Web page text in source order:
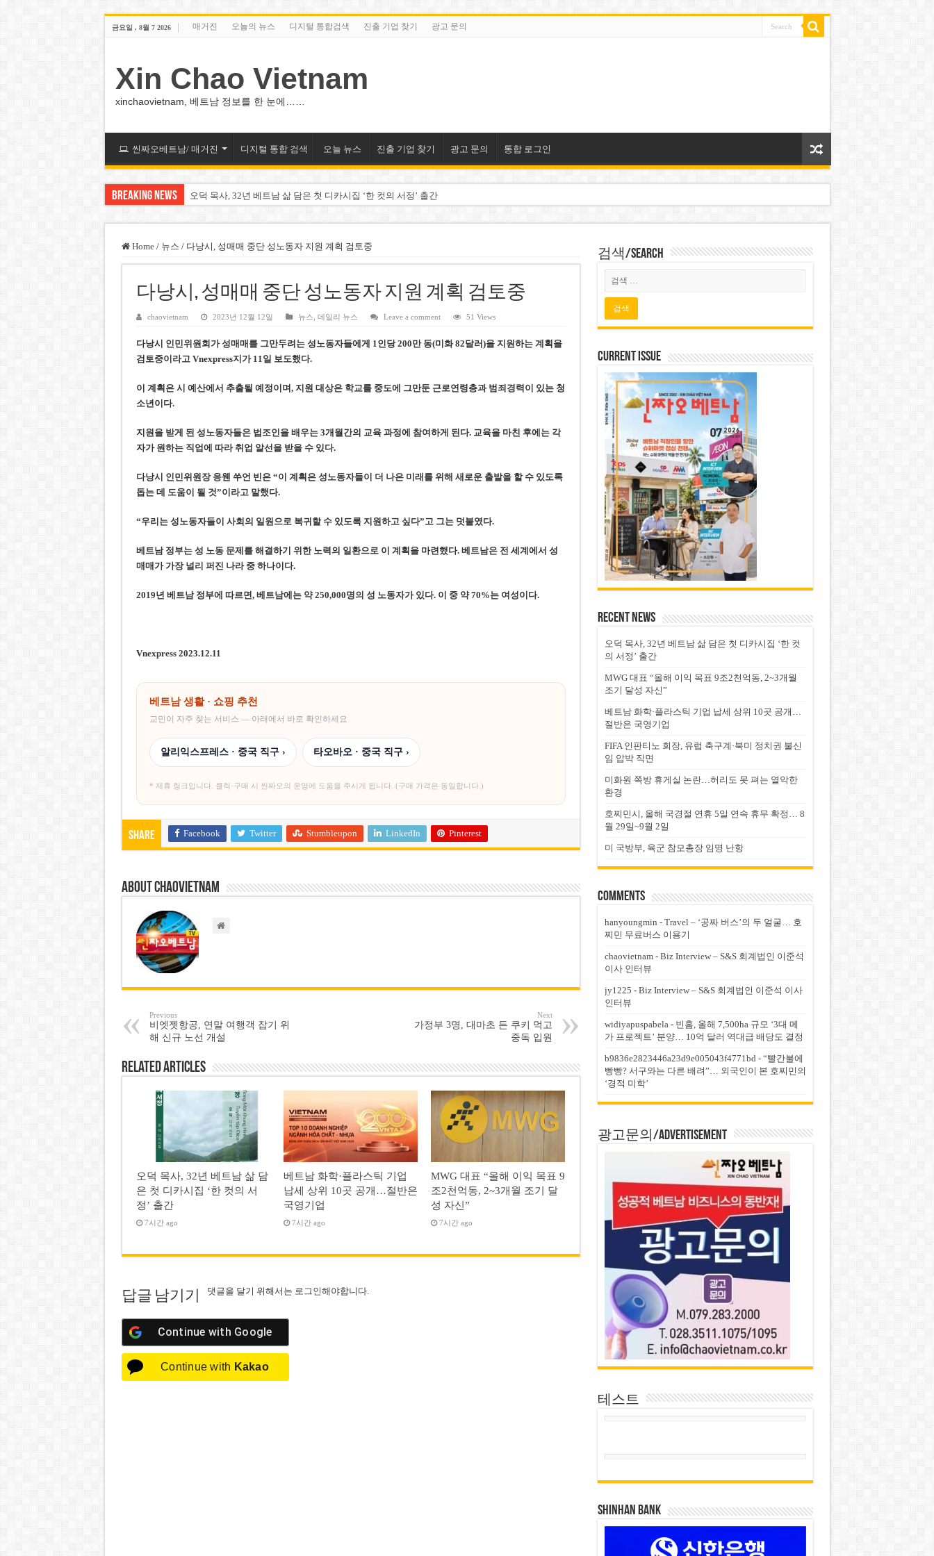
금요일 , 8월 7 2026 매거진 오늘의 뉴스 디지털 통합검색 진출 기업 찾기 광고 문의
Xin Chao Vietnam
xinchaovietnam, 베트남 정보를 한 눈에……
씬짜오베트남/ 매거진 디지털 통합 검색 오늘 뉴스 진출 기업 찾기 광고 문의 통합 로그인
Breaking News 오덕 목사, 32년 베트남 삶 담은 첫 디카시집 ‘한 컷의 서정’ 출간
MWG 대표 “올해 이익 목표 9조2천억동, 2~3개월 조기 달성 자신”
FIFA 인판티노 회장, 유럽 축구계·북미 정치권 불신임 압박 직면
미화원 쪽방 휴게실 논란…허리도 못 펴는 열악한 환경
호찌민시, 올해 국경절 연휴 5일 연속 휴무 확정… 8월 29일~9월 2일
우크라이나 전황 1,623일: 키이우, 탄도미사일 요격 실패…드론, 모스크바 집중 공격
호찌민 Đá Đỏ 수로 정비 사업, 2026년 말 완공 목표
미 국방부, 육군 참모총장 임명 난항
Home / 뉴스 / 다낭시, 성매매 중단 성노동자 지원 계획 검토중
다낭시, 성매매 중단 성노동자 지원 계획 검토중
chaovietnam 2023년 12월 12일 뉴스 데일리 뉴스 Leave a comment 51 Views
다낭시 인민위원회가 성매매를 그만두려는 성노동자들에게 1인당 200만 동(미화 82달러)을 지원하는 계획을
검토중이라고 Vnexpress지가 11일 보도했다.
이 계획은 시 예산에서 추출될 예정이며, 지원 대상은 학교를 중도에 그만둔 근로연령층과 범죄경력이 있는 청
소년이다.
지원을 받게 된 성노동자들은 법조인을 배우는 3개월간의 교육 과정에 참여하게 된다. 교육을 마친 후에는 각
자가 원하는 직업에 따라 취업 알선을 받을 수 있다.
다낭시 인민위원장 응웬 쑤언 빈은 “이 계획은 성노동자들이 더 나은 미래를 위해 새로운 출발을 할 수 있도록
돕는 데 도움이 될 것”이라고 말했다.
“우리는 성노동자들이 사회의 일원으로 복귀할 수 있도록 지원하고 싶다”고 그는 덧붙였다.
베트남 정부는 성 노동 문제를 해결하기 위한 노력의 일환으로 이 계획을 마련했다. 베트남은 전 세계에서 성
매매가 가장 널리 퍼진 나라 중 하나이다.
2019년 베트남 정부에 따르면, 베트남에는 약 250,000명의 성 노동자가 있다. 이 중 약 70%는 여성이다.
Vnexpress 2023.12.11
베트남 생활 · 쇼핑 추천
교민이 자주 찾는 서비스 — 아래에서 바로 확인하세요
알리익스프레스 · 중국 직구 › 타오바오 · 중국 직구 ›
* 제휴 링크입니다. 클릭·구매 시 씬짜오의 운영에 도움을 주시게 됩니다. (구매 가격은 동일합니다.)
Share Facebook Twitter Stumbleupon LinkedIn Pinterest
About chaovietnam
Previous
비엣젯항공, 연말 여행객 잡기 위
해 신규 노선 개설
Next
가정부 3명, 대마초 든 쿠키 먹고
중독 입원
Related Articles
오덕 목사, 32년 베트남 삶 담
은 첫 디카시집 ‘한 컷의 서
정’ 출간
7시간 ago
베트남 화학·플라스틱 기업
납세 상위 10곳 공개…절반은
국영기업
7시간 ago
MWG 대표 “올해 이익 목표 9
조2천억동, 2~3개월 조기 달
성 자신”
7시간 ago
답글 남기기 댓글을 달기 위해서는 로그인해야합니다.
Continue with Google
Continue with Kakao
검색/Search
Current Issue
Recent News
오덕 목사, 32년 베트남 삶 담은 첫 디카시집 ‘한 컷
의 서정’ 출간
MWG 대표 “올해 이익 목표 9조2천억동, 2~3개월
조기 달성 자신”
베트남 화학·플라스틱 기업 납세 상위 10곳 공개…
절반은 국영기업
FIFA 인판티노 회장, 유럽 축구계·북미 정치권 불신
임 압박 직면
미화원 쪽방 휴게실 논란…허리도 못 펴는 열악한
환경
호찌민시, 올해 국경절 연휴 5일 연속 휴무 확정… 8
월 29일~9월 2일
미 국방부, 육군 참모총장 임명 난항
Comments
hanyoungmin - Travel – ‘공짜 버스’의 두 얼굴… 호
찌민 무료버스 이용기
chaovietnam- Biz Interview – S&S 회계법인 이준석
이사 인터뷰
jy1225 - Biz Interview – S&S 회계법인 이준석 이사
인터뷰
widiyapuspabela- 빈홈, 올해 7,500ha 규모 ‘3대 메
가 프로젝트’ 분양… 10억 달러 역대급 배당도 결정
b9836e2823446a23d9e005043f4771bd- “빨간불에
빵빵? 서구와는 다른 배려”… 외국인이 본 호찌민의
‘경적 미학’
광고문의/Advertisement
테스트
SHINHAN BANK